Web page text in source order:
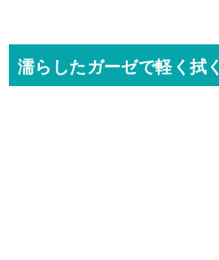
濡らしたガーゼで軽く拭く